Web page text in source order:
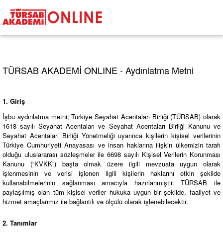
TÜRSAB AKADEMİ ONLINE - Aydınlatma Metni
1. Giriş
İşbu aydınlatma metni; Türkiye Seyahat Acentaları Birliği (TÜRSAB) olarak
1618 sayılı Seyahat Acentaları ve Seyahat Acentaları Birliği Kanunu ve
Seyahat Acentaları Birliği Yönetmeliği uyarınca kişilerin kişisel verilerinin
Türkiye Cumhuriyeti Anayasası ve insan haklarına ilişkin ülkemizin tarafı
olduğu uluslararası sözleşmeler ile 6698 sayılı Kişisel Verilerin Korunması
Kanunu (“KVKK”) başta olmak üzere ilgili mevzuata uygun olarak
işlenmesinin ve verisi işlenen ilgili kişilerin haklarını etkin şekilde
kullanabilmelerinin sağlanması amacıyla hazırlanmıştır. TÜRSAB ile
paylaşılmış olan tüm kişisel veriler hukuka uygun bir şekilde, faaliyet ve
hizmet amaçlarımız ile bağlantılı ve ölçülü olarak işlenebilecektir.
2. Tanımlar